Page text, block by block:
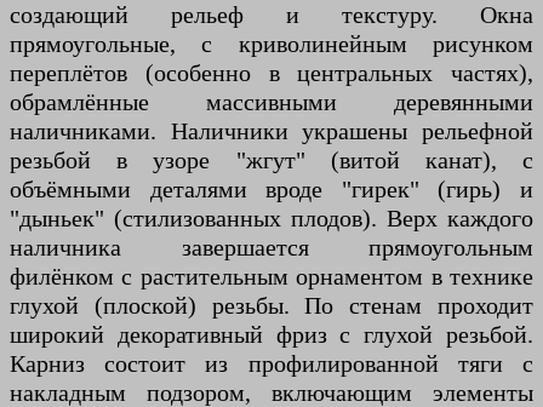
создающий рельеф и текстуру. Окна
прямоугольные, с криволинейным рисунком
переплётов (особенно в центральных частях),
обрамлённые массивными деревянными
наличниками. Наличники украшены рельефной
резьбой в узоре "жгут" (витой канат), с
объёмными деталями вроде "гирек" (гирь) и
"дыньек" (стилизованных плодов). Верх каждого
наличника завершается прямоугольным
филёнком с растительным орнаментом в технике
глухой (плоской) резьбы. По стенам проходит
широкий декоративный фриз с глухой резьбой.
Карниз состоит из профилированной тяги с
накладным подзором, включающим элементы